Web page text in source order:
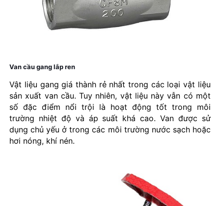
Van cầu gang lắp ren
Vật liệu gang giá thành rẻ nhất trong các loại vật liệu
sản xuất van cầu. Tuy nhiên, vật liệu này vẫn có một
số đặc điểm nổi trội là hoạt động tốt trong môi
trường nhiệt độ và áp suất khá cao. Van được sử
dụng chủ yếu ở trong các môi trường nước sạch hoặc
hơi nóng, khí nén.